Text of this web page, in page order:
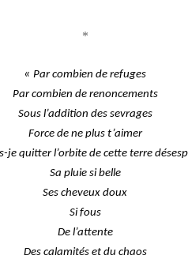
*
« Par combien de refuges
Par combien de renoncements
Sous l’addition des sevrages
Force de ne plus t’aimer
je quitter l’orbite de cette terre
Sa pluie si belle
Ses cheveux doux
Si fous
De l’attente
Des calamités et du chaos